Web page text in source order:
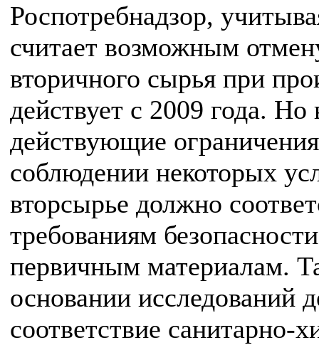
Роспотребнадзор,
считает возможным
вторичного сырья при
действует с 2009 года.
действующие
соблюдении некоторых
вторсырье должно
требованиям
первичным материалам.
основании исследований
соответствие санитарно-